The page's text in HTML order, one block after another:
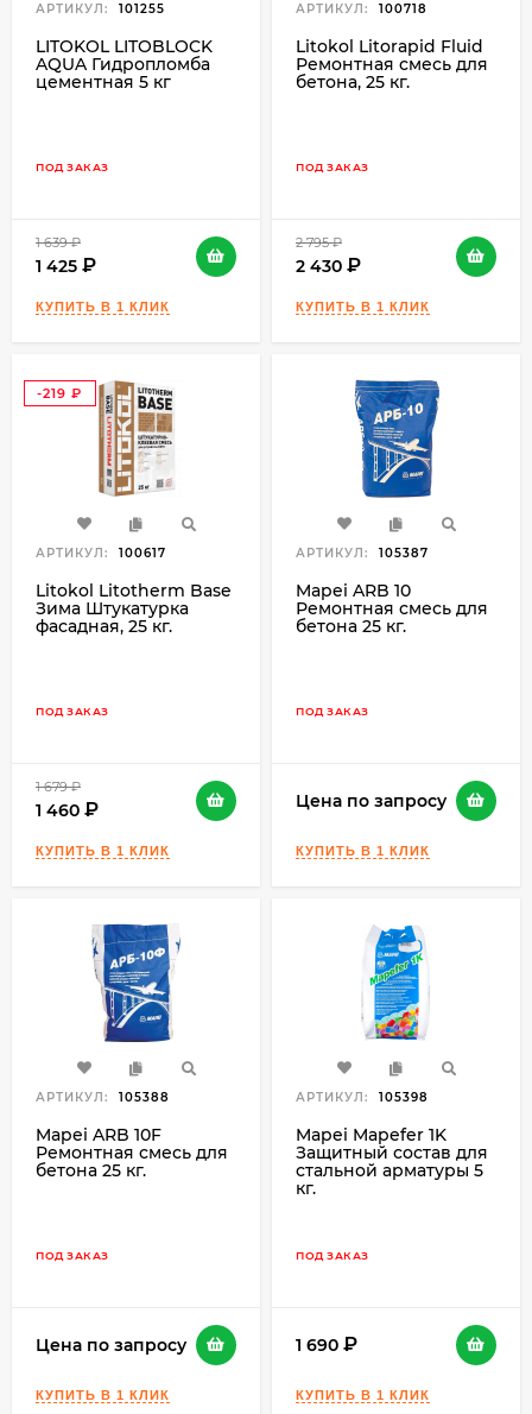
АРТИКУЛ: 101255
LITOKOL LITOBLOCK
AQUA Гидропломба
цементная 5 кг
ПОД ЗАКАЗ
1 639
1 425
АРТИКУЛ: 100718
Litokol Litorapid Fluid
Ремонтная смесь для
бетона, 25 кг.
ПОД ЗАКАЗ
2 795
2 430
-219
АРТИКУЛ: 100617
Litokol Litotherm Base
Зима Штукатурка
фасадная, 25 кг.
ПОД ЗАКАЗ
1 679
1 460
АРТИКУЛ: 105387
Mapei ARB 10
Ремонтная смесь для
бетона 25 кг.
ПОД ЗАКАЗ
Цена по запросу
АРТИКУЛ: 105388
Mapei ARB 10F
Ремонтная смесь для
бетона 25 кг.
ПОД ЗАКАЗ
Цена по запросу
АРТИКУЛ: 105398
Mapei Mapefer 1K
Защитный состав для
стальной арматуры 5
кг.
ПОД ЗАКАЗ
1 690